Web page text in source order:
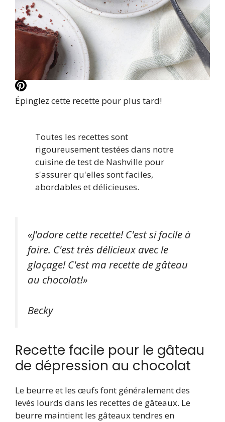
Épinglez cette recette pour plus tard!
Toutes les recettes sont
rigoureusement testées dans notre
cuisine de test de Nashville pour
s'assurer qu'elles sont faciles,
abordables et délicieuses.
«J'adore cette recette! C'est si facile à
faire. C'est très délicieux avec le
glaçage! C'est ma recette de gâteau
au chocolat!»
Becky
Recette facile pour le gâteau
de dépression au chocolat
Le beurre et les œufs font généralement des
levés lourds dans les recettes de gâteaux. Le
beurre maintient les gâteaux tendres en